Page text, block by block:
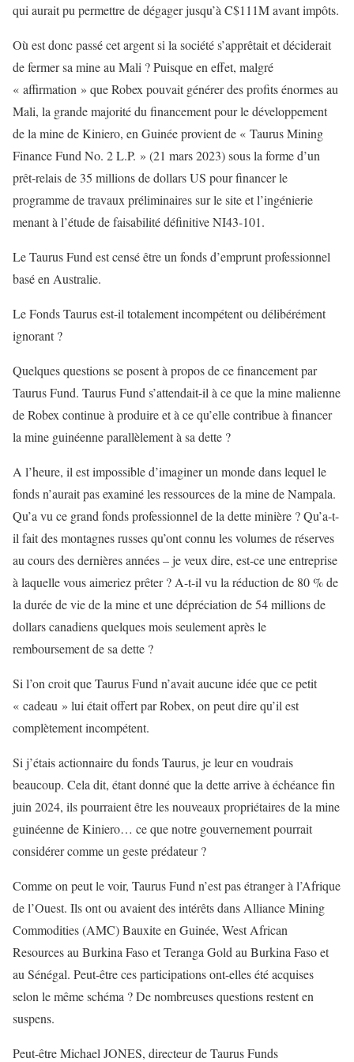
qui aurait pu permettre de dégager jusqu’à C$111M avant impôts.
Où est donc passé cet argent si la société s’apprêtait et déciderait
de fermer sa mine au Mali ? Puisque en effet, malgré
« affirmation » que Robex pouvait générer des profits énormes au
Mali, la grande majorité du financement pour le développement
de la mine de Kiniero, en Guinée provient de « Taurus Mining
Finance Fund No. 2 L.P. » (21 mars 2023) sous la forme d’un
prêt-relais de 35 millions de dollars US pour financer le
programme de travaux préliminaires sur le site et l’ingénierie
menant à l’étude de faisabilité définitive NI43-101.
Le Taurus Fund est censé être un fonds d’emprunt professionnel
basé en Australie.
Le Fonds Taurus est-il totalement incompétent ou délibérément
ignorant ?
Quelques questions se posent à propos de ce financement par
Taurus Fund. Taurus Fund s’attendait-il à ce que la mine malienne
de Robex continue à produire et à ce qu’elle contribue à financer
la mine guinéenne parallèlement à sa dette ?
A l’heure, il est impossible d’imaginer un monde dans lequel le
fonds n’aurait pas examiné les ressources de la mine de Nampala.
Qu’a vu ce grand fonds professionnel de la dette minière ? Qu’a-t-
il fait des montagnes russes qu’ont connu les volumes de réserves
au cours des dernières années – je veux dire, est-ce une entreprise
à laquelle vous aimeriez prêter ? A-t-il vu la réduction de 80 % de
la durée de vie de la mine et une dépréciation de 54 millions de
dollars canadiens quelques mois seulement après le
remboursement de sa dette ?
Si l’on croit que Taurus Fund n’avait aucune idée que ce petit
« cadeau » lui était offert par Robex, on peut dire qu’il est
complètement incompétent.
Si j’étais actionnaire du fonds Taurus, je leur en voudrais
beaucoup. Cela dit, étant donné que la dette arrive à échéance fin
juin 2024, ils pourraient être les nouveaux propriétaires de la mine
guinéenne de Kiniero… ce que notre gouvernement pourrait
considérer comme un geste prédateur ?
Comme on peut le voir, Taurus Fund n’est pas étranger à l’Afrique
de l’Ouest. Ils ont ou avaient des intérêts dans Alliance Mining
Commodities (AMC) Bauxite en Guinée, West African
Resources au Burkina Faso et Teranga Gold au Burkina Faso et
au Sénégal. Peut-être ces participations ont-elles été acquises
selon le même schéma ? De nombreuses questions restent en
suspens.
Peut-être Michael JONES, directeur de Taurus Funds